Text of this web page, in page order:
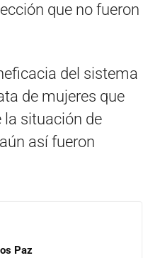
que no fueron
del sistema
de mujeres que
la situación de
así fueron
Paz